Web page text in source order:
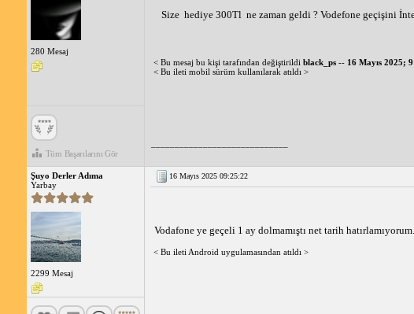
280 Mesaj
Tüm Başarılarını Gör
Size  hediye 300Tl  ne zaman geldi ? Vodefone geçişini
< Bu mesaj bu kişi tarafından değiştirildi black_ps-- 16 Mayıs 2025;
< Bu ileti mobil sürüm kullanılarak atıldı >
Şuyo Derler Adıma
Yarbay
2299 Mesaj
16 Mayıs 2025 09:25:22
Vodafone ye geçeli 1 ay dolmamıştı net tarih
< Bu ileti Android uygulamasından atıldı >